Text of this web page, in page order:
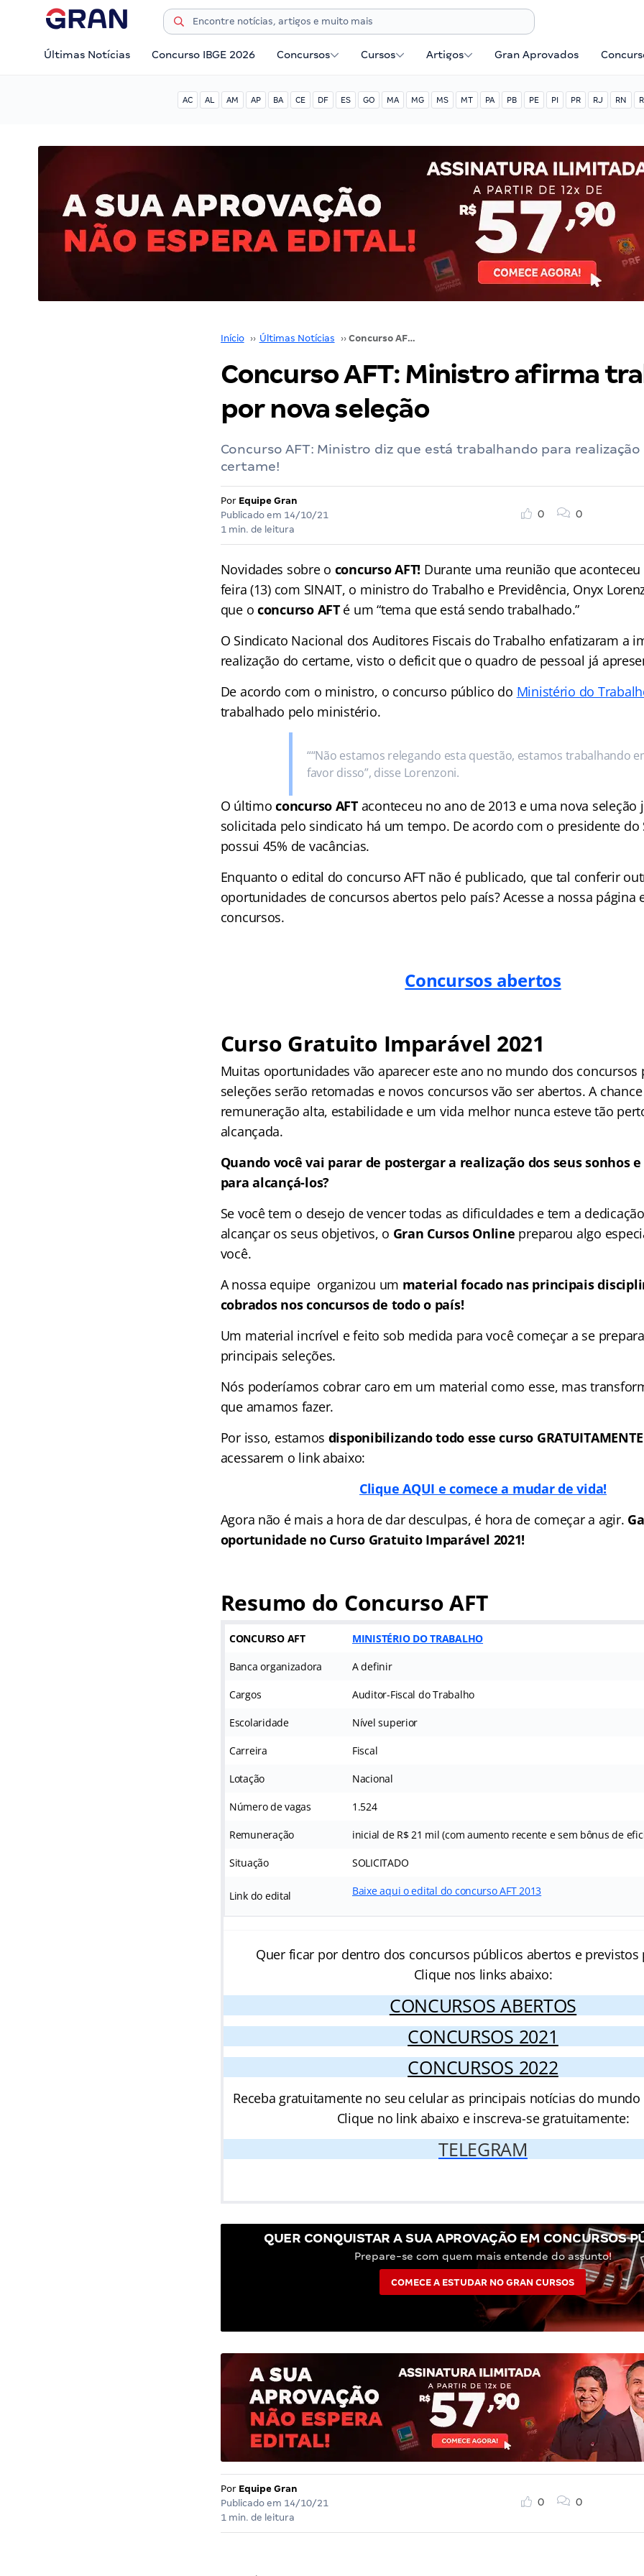
Últimas Notícias Concurso IBGE 2026 Concursos Cursos Artigos Gran Aprovados
AC AL AM AP BA CE DF ES GO MA MG MS MT PA PB PE PI PR RJ RN
Início ›› Últimas Notícias ›› Concurso AFT: Ministro afirma trabalhar por nova seleção
Concurso AFT: Ministro afirma
por nova seleção
Concurso AFT: Ministro diz que está trabalhando para realização
certame!
Por Equipe Gran
Publicado em 14/10/21
1 min. de leitura
0 0
Novidades sobre o concurso AFT! Durante uma reunião que
feira (13) com SINAIT, o ministro do Trabalho e Previdência, Onyx
que o concurso AFTé um “tema que está sendo trabalhado.”
O Sindicato Nacional dos Auditores Fiscais do Trabalho enfatizaram a
realização do certame, visto o deficit que o quadro de pessoal já
De acordo com o ministro, o concurso público do Ministério do
trabalhado pelo ministério.
““Não estamos relegando esta questão, estamos trabalhando
favor disso”, disse Lorenzoni.
O últimoconcurso AFTaconteceu no ano de 2013 e uma nova seleção
solicitada pelo sindicato há um tempo. De acordo com o presidente do
possui 45% de vacâncias.
Enquanto o edital do concurso AFT não é publicado, que tal conferir
oportunidades de concursos abertos pelo país? Acesse a nossa página
concursos.
Concursos abertos
Curso Gratuito Imparável 2021
Muitas oportunidades vão aparecer este ano no mundo dos concursos
seleções serão retomadas e novos concursos vão ser abertos. A
remuneração alta, estabilidade e um vida melhor nunca esteve tão
alcançada.
Quando você vai parar de postergar a realização dos seus sonhos
para alcançá-los?
Se você tem o desejo de vencer todas as dificuldades e tem a
alcançar os seus objetivos, o Gran Cursos Online preparou algo
você.
A nossa equipe organizou um material focado nas principais
cobrados nos concursos de todo o país!
Um material incrível e feito sob medida para você começar a se
principais seleções.
Nós poderíamos cobrar caro em um material como esse, mas
que amamos fazer.
Por isso, estamos disponibilizando todo esse curso GRATUITAMENTE
acessarem o link abaixo:
Clique AQUI e comece a mudar de vida!
Agora não é mais a hora de dar desculpas, é hora de começar a agir.
oportunidade no Curso Gratuito Imparável 2021!
Resumo do Concurso AFT
CONCURSO AFT MINISTÉRIO DO TRABALHO
Banca organizadora A definir
Cargos Auditor-Fiscal do Trabalho
Escolaridade Nível superior
Carreira Fiscal
Lotação Nacional
Número de vagas 1.524
Remuneração inicial de R$ 21 mil (com aumento recente e sem bônus de
Situação SOLICITADO
Link do edital Baixe aqui o edital do concurso AFT 2013
Quer ficar por dentro dos concursos públicos abertos e previstos
Clique nos links abaixo:
CONCURSOS ABERTOS
CONCURSOS 2021
CONCURSOS 2022
Receba gratuitamente no seu celular as principais notícias do
Clique no link abaixo e inscreva-se gratuitamente:
TELEGRAM
QUER CONQUISTAR A SUA APROVAÇÃO EM CONCURSOS
Prepare-se com quem mais entende do assunto!
COMECE A ESTUDAR NO GRAN CURSOS
Por Equipe Gran
Publicado em 14/10/21
1 min. de leitura
0 0